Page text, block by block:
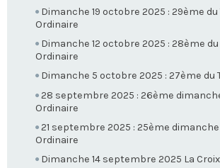
Dimanche 19 octobre 2025 : 29ème du
Ordinaire
Dimanche 12 octobre 2025 : 28ème
Ordinaire
Dimanche 5 octobre 2025 : 27ème du
28 septembre 2025 : 26ème
Ordinaire
21 septembre 2025 : 25ème
Ordinaire
Dimanche 14 septembre 2025 La